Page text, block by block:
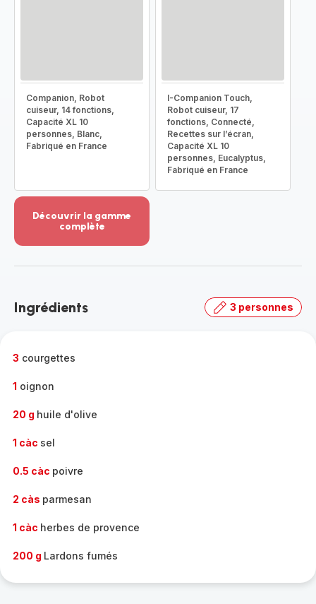
Companion, Robot
cuiseur, 14 fonctions,
Capacité XL 10
personnes, Blanc,
Fabriqué en France
I-Companion Touch,
Robot cuiseur, 17
fonctions, Connecté,
Recettes sur l’écran,
Capacité XL 10
personnes, Eucalyptus,
Fabriqué en France
Découvrir la gamme
complète
-
gamme
Ingrédients 3 personnes
3 courgettes
1 oignon
20 g huile d'olive
1 càc sel
0.5 càc poivre
2 càs parmesan
1 càc herbes de provence
200 g Lardons fumés